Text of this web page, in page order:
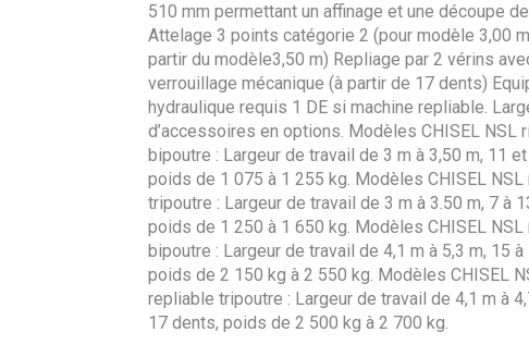
510 mm permettant un affinage et une découpe
Attelage 3 points catégorie 2 (pour modèle 3,00
partir du modèle3,50 m) Repliage par 2 vérins
verrouillage mécanique (à partir de 17 dents)
hydraulique requis 1 DE si machine repliable.
d’accessoires en options. Modèles CHISEL NSL
bipoutre : Largeur de travail de 3 m à 3,50 m, 11
poids de 1 075 à 1 255 kg. Modèles CHISEL NSL
tripoutre : Largeur de travail de 3 m à 3.50 m, 7 à
poids de 1 250 à 1 650 kg. Modèles CHISEL
bipoutre : Largeur de travail de 4,1 m à 5,3 m, 15
poids de 2 150 kg à 2 550 kg. Modèles CHISEL
repliable tripoutre : Largeur de travail de 4,1 m à
17 dents, poids de 2 500 kg à 2 700 kg.